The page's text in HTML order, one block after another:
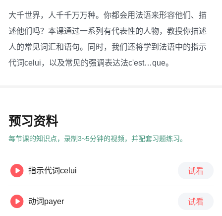
大千世界，人千千万万种。你都会用法语来形容他们、描
述他们吗？本课通过一系列有代表性的人物，教授你描述
人的常见词汇和语句。同时，我们还将学到法语中的指示
代词celui，以及常见的强调表达法c'est…que。
预习资料
每节课的知识点，录制3~5分钟的视频，并配套习题练习。
 指示代词celui 试看
 动词payer 试看